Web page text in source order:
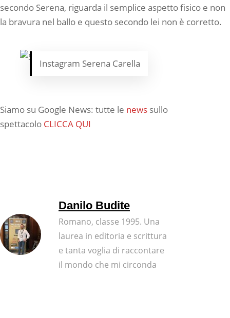
secondo Serena, riguarda il semplice aspetto fisico e non
la bravura nel ballo e questo secondo lei non è corretto.
Instagram Serena Carella
Siamo su Google News: tutte le news sullo
spettacolo CLICCA QUI
Danilo Budite
Romano, classe 1995. Una
laurea in editoria e scrittura
e tanta voglia di raccontare
il mondo che mi circonda